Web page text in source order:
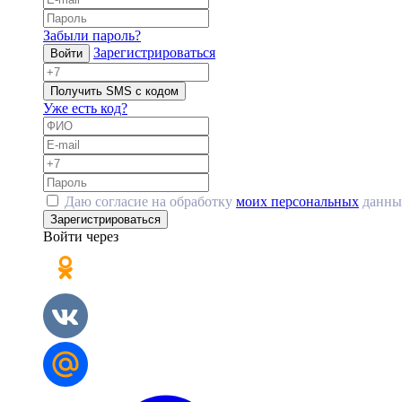
Забыли пароль?
Войти Зарегистрироваться
Получить SMS с кодом
Уже есть код?
Даю согласие на обработку моих персональных
Зарегистрироваться
Войти через